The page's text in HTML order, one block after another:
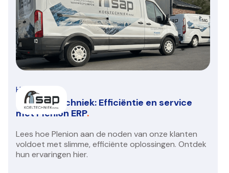
HVAC/R
SAP Koeltechniek: Efficiëntie en service
met Plenion ERP.
Lees hoe Plenion aan de noden van onze klanten
voldoet met slimme, efficiënte oplossingen. Ontdek
hun ervaringen hier.